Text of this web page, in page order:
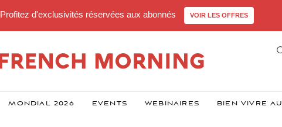
Profitez d'exclusivités réservées aux abonnés VOIR LES OFFRES
MONDIAL 2026 EVENTS WEBINAIRES BIEN VIVRE